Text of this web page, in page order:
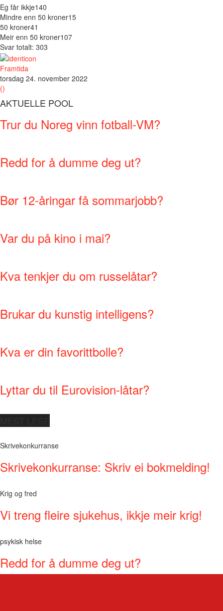
Eg får ikkje140
Mindre enn 50 kroner15
50 kroner41
Meir enn 50 kroner107
Svar totalt: 303
Framtida
torsdag 24. november 2022
()
AKTUELLE POOL
Trur du Noreg vinn fotball-VM?
Redd for å dumme deg ut?
Bør 12-åringar få sommarjobb?
Var du på kino i mai?
Kva tenkjer du om russelåtar?
Brukar du kunstig intelligens?
Kva er din favorittbolle?
Lyttar du til Eurovision-låtar?
Skrivekonkurranse
Skrivekonkurranse: Skriv ei bokmelding!
Krig og fred
Vi treng fleire sjukehus, ikkje meir krig!
psykisk helse
Redd for å dumme deg ut?